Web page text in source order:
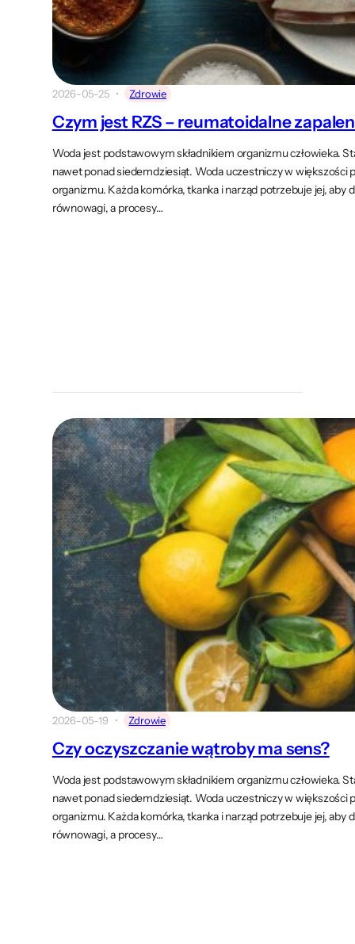
2026-05-25 Zdrowie
Czym jest RZS – reumatoidalne
Woda jest podstawowym składnikiem organizmu człowieka.
nawet ponad siedemdziesiąt. Woda uczestniczy w
organizmu. Każda komórka, tkanka i narząd potrzebuje jej, aby
równowagi, a procesy…
2026-05-19 Zdrowie
Czy oczyszczanie wątroby ma sens?
Woda jest podstawowym składnikiem organizmu człowieka.
nawet ponad siedemdziesiąt. Woda uczestniczy w
organizmu. Każda komórka, tkanka i narząd potrzebuje jej, aby
równowagi, a procesy…